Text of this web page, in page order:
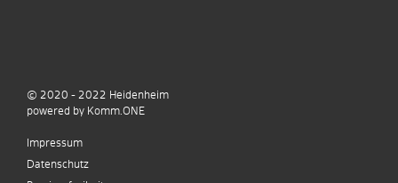
© 2020 - 2022 Heidenheim
powered by Komm.ONE
Impressum
Datenschutz